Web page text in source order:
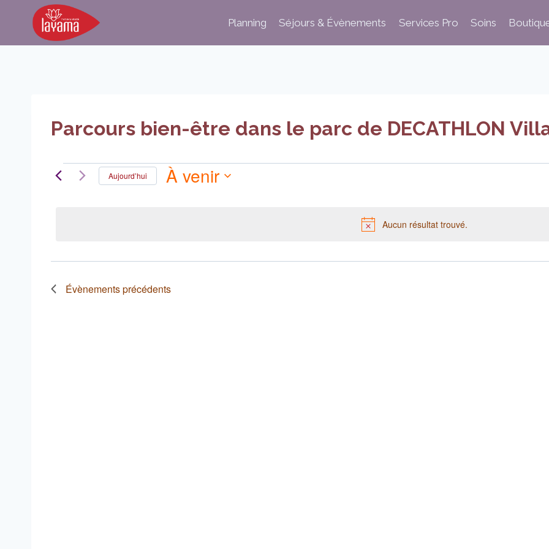
Planning Séjours & Évènements Services Pro Soins
Parcours bien-être dans le parc de DECATHLON
Évènements
Notice
Aucun résultat trouvé.
Aujourd’hui À venir
Évènementsprécédents